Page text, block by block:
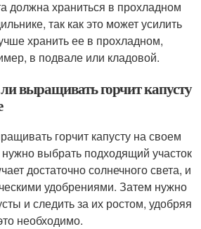
должна храниться в прохладном
так как это может усилить
хранить ее в прохладном,
в подвале или кладовой.
выращивать горчит капусту
горчит капусту на своем
выбрать подходящий участок
достаточно солнечного света, и
удобрениями. Затем нужно
и следить за их ростом, удобряя
необходимо.